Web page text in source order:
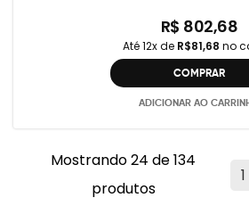
R$ 802,68
Até 12x de R$81,68 no
COMPRAR
ADICIONAR AO
1
Mostrando 24 de 134
produtos